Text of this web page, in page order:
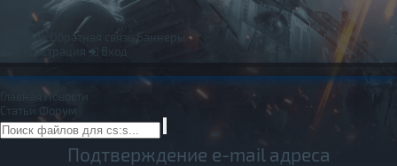
Обратная связь
Баннеры
Регистрация
Вход
Главная
Новости
Статьи Форум
Подтверждение e-mail адреса